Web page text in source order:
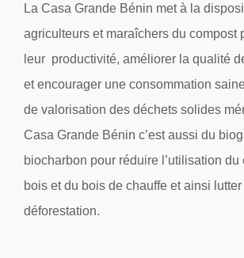
La Casa Grande Bénin met à la
agriculteurs et maraîchers du compost
leur productivité, améliorer la qualité
et encourager une consommation
de valorisation des déchets solides
Casa Grande Bénin c’est aussi du
biocharbon pour réduire l’utilisation du
bois et du bois de chauffe et ainsi
déforestation.